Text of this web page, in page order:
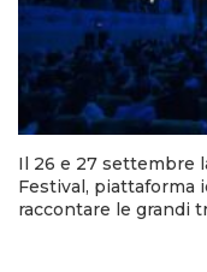
Il 26 e 27 settembre
Festival, piattaforma
raccontare le grandi